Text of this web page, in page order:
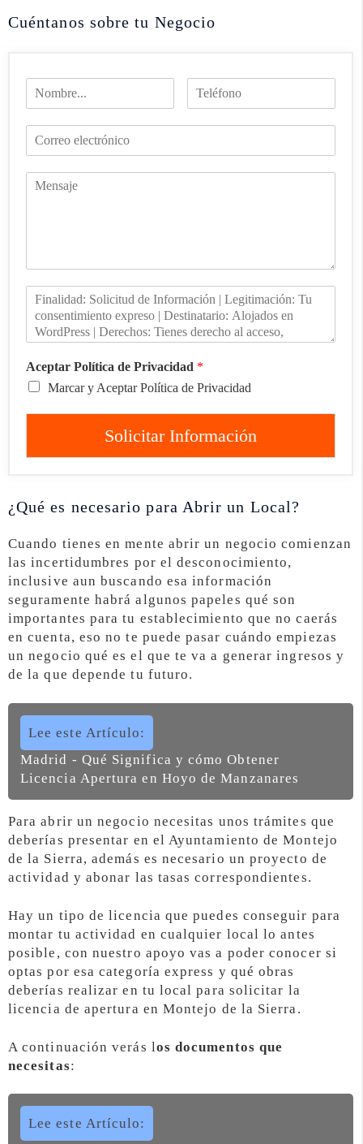
Cuéntanos sobre tu Negocio
Aceptar Política de Privacidad *
Marcar y Aceptar Política de Privacidad
Solicitar Información
¿Qué es necesario para Abrir un Local?
Cuando tienes en mente abrir un negocio comienzan
las incertidumbres por el desconocimiento,
inclusive aun buscando esa información
seguramente habrá algunos papeles qué son
importantes para tu establecimiento que no caerás
en cuenta, eso no te puede pasar cuándo empiezas
un negocio qué es el que te va a generar ingresos y
de la que depende tu futuro.
Lee este Artículo:
Madrid - Qué Significa y cómo Obtener
Licencia Apertura en Hoyo de Manzanares
Para abrir un negocio necesitas unos trámites que
deberías presentar en el Ayuntamiento de Montejo
de la Sierra, además es necesario un proyecto de
actividad y abonar las tasas correspondientes.
Hay un tipo de licencia que puedes conseguir para
montar tu actividad en cualquier local lo antes
posible, con nuestro apoyo vas a poder conocer si
optas por esa categoría express y qué obras
deberías realizar en tu local para solicitar la
licencia de apertura en Montejo de la Sierra.
A continuación verás los documentos que
necesitas:
Lee este Artículo: